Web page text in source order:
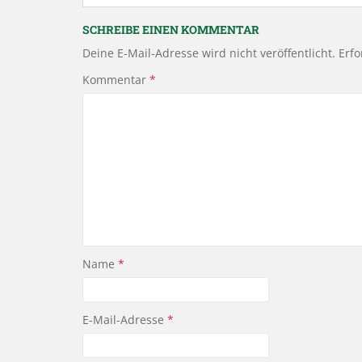
SCHREIBE EINEN KOMMENTAR
Deine E-Mail-Adresse wird nicht veröffentlicht.
Kommentar *
Name *
E-Mail-Adresse *